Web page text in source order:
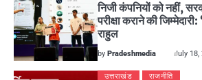
निजी कंपनियों को नहीं,
परीक्षा कराने की
राहुल
by Pradeshmedia July 18,
उत्तराखंड राजनीति